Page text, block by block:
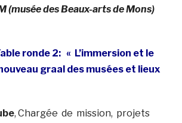
(musée des Beaux-arts de Mons)
ronde 2: « L’immersion et le
graal des musées et lieux
, Chargée de mission, projets